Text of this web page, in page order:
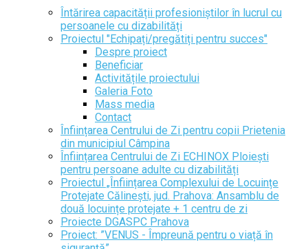
Întărirea capacității profesioniștilor în lucrul cu
persoanele cu dizabilități
Proiectul "Echipați/pregătiți pentru succes"
Despre proiect
Beneficiar
Activitățile proiectului
Galeria Foto
Mass media
Contact
Înființarea Centrului de Zi pentru copii Prietenia
din municipiul Câmpina
Înființarea Centrului de Zi ECHINOX Ploiești
pentru persoane adulte cu dizabilități
Proiectul „Înființarea Complexului de Locuințe
Protejate Călinești, jud. Prahova: Ansamblu de
două locuințe protejate + 1 centru de zi
Proiecte DGASPC Prahova
Proiect: ”VENUS - Împreună pentru o viață în